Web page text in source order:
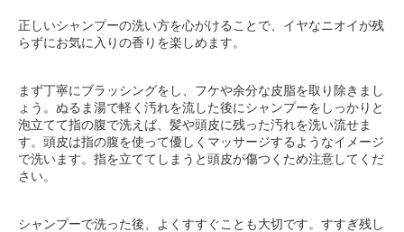
正しいシャンプーの洗い方を心がけることで、イヤなニオイが残
らずにお気に入りの香りを楽しめます。
まず丁寧にブラッシングをし、フケや余分な皮脂を取り除きまし
ょう。ぬるま湯で軽く汚れを流した後にシャンプーをしっかりと
泡立てて指の腹で洗えば、髪や頭皮に残った汚れを洗い流せま
す。頭皮は指の腹を使って優しくマッサージするようなイメージ
で洗います。指を立ててしまうと頭皮が傷つくため注意してくだ
さい。
シャンプーで洗った後、よくすすぐことも大切です。すすぎ残し